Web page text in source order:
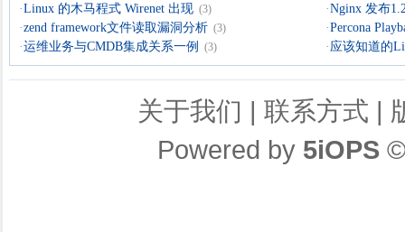
·Linux 的木马程式 Wirenet 出现 (3) ·Nginx 发布
·zend framework文件读取漏洞分析 (3) ·Percona
·运维业务与CMDB集成关系一例 (3) · 应该知道的
关于我们 | 联系方式 |
Powered by 5iOPS©